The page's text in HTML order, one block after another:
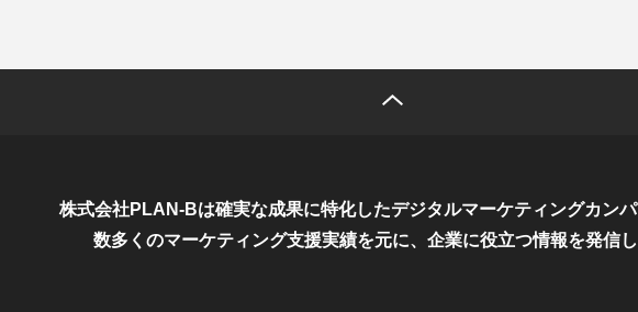
株式会社PLAN-Bは確実な成果に特化したデジタルマーケティングカン
数多くのマーケティング支援実績を元に、 企業に役立つ情報を発信